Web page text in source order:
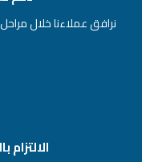
نرافق عملاءنا خلال
الالتزام